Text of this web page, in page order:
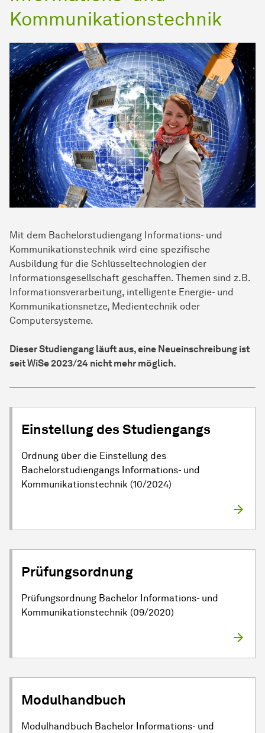
Kommunikationstechnik
Mit dem Bachelorstudiengang Informations- und
Kommunikationstechnik wird eine spezifische
Ausbildung für die Schlüsseltechnologien der
Informationsgesellschaft geschaffen. Themen sind z.B.
Informationsverarbeitung, intelligente Energie- und
Kommunikationsnetze, Medientechnik oder
Computersysteme.
Dieser Studiengang läuft aus, eine Neueinschreibung ist
seit WiSe 2023/24 nicht mehr möglich.
Einstellung des Studiengangs
Ordnung über die Einstellung des
Bachelorstudiengangs Informations- und
Kommunikationstechnik (10/2024)
Prüfungsordnung
Prüfungsordnung Bachelor Informations- und
Kommunikationstechnik (09/2020)
Modulhandbuch
Modulhandbuch Bachelor Informations- und